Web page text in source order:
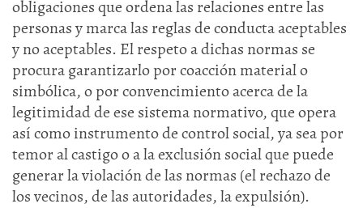
obligaciones que ordena las relaciones entre las
personas y marca las reglas de conducta aceptables
y no aceptables. El respeto a dichas normas se
procura garantizarlo por coacción material o
simbólica, o por convencimiento acerca de la
legitimidad de ese sistema normativo, que opera
así como instrumento de control social, ya sea por
temor al castigo o a la exclusión social que puede
generar la violación de las normas (el rechazo de
los vecinos, de las autoridades, la expulsión).